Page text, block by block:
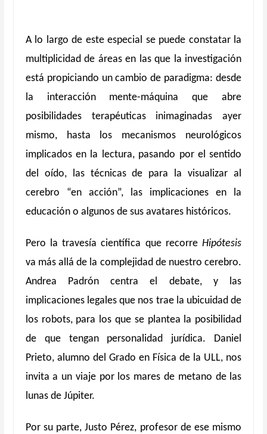
A lo largo de este especial se puede constatar la
multiplicidad de áreas en las que la investigación
está propiciando un cambio de paradigma: desde
la interacción mente-máquina que abre
posibilidades terapéuticas inimaginadas ayer
mismo, hasta los mecanismos neurológicos
implicados en la lectura, pasando por el sentido
del oído, las técnicas de para la visualizar al
cerebro “en acción”, las implicaciones en la
educación o algunos de sus avatares históricos.
Pero la travesía científica que recorreHipótesis
va más allá de la complejidad de nuestro cerebro.
Andrea Padrón centra el debate, y las
implicaciones legales que nos trae la ubicuidad de
los robots, para los que se plantea la posibilidad
de que tengan personalidad jurídica. Daniel
Prieto, alumno del Grado en Física de la ULL, nos
invita a un viaje por los mares de metano de las
lunas de Júpiter.
Por su parte, Justo Pérez, profesor de ese mismo